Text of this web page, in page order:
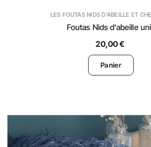
LES FOUTAS NIDS D'ABEILLE ET
Foutas Nids d'abeille
20,00 €
Panier